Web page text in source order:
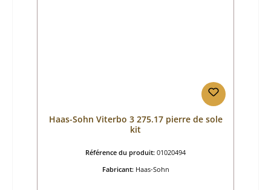
Haas-Sohn Viterbo 3 275.17 pierre de sole
kit
Référence du produit: 01020494
Fabricant: Haas-Sohn